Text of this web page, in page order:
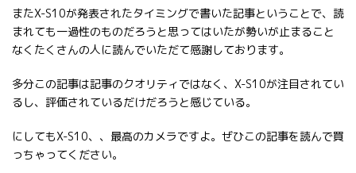
またX-S10が発表されたタイミングで書いた記事ということで、読
まれても一過性のものだろうと思ってはいたが勢いが止まること
なくたくさんの人に読んでいただて感謝しております。
多分この記事は記事のクオリティではなく、X-S10が注目されてい
るし、評価されているだけだろうと感じている。
にしてもX-S10、、最高のカメラですよ。ぜひこの記事を読んで買
っちゃってください。